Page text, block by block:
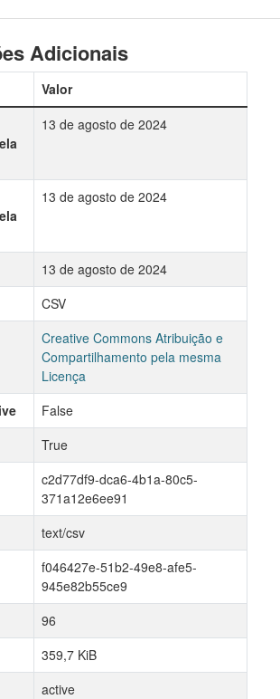
Adicionais
Valor
13 de agosto de 2024
13 de agosto de 2024
13 de agosto de 2024
CSV
Creative Commons Atribuição e
Compartilhamento pela mesma
Licença
False
True
c2d77df9-dca6-4b1a-80c5-
371a12e6ee91
text/csv
f046427e-51b2-49e8-afe5-
945e82b55ce9
96
359,7 KiB
active